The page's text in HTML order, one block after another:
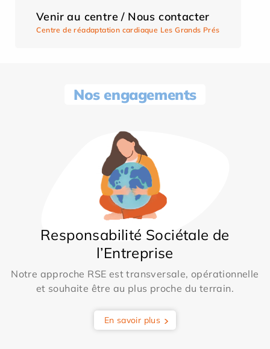
Venir au centre / Nous contacter
Centre de réadaptation cardiaque Les Grands Prés
Nos engagements
Responsabilité Sociétale de
l’Entreprise
Notre approche RSE est transversale, opérationnelle
et souhaite être au plus proche du terrain.
En savoir plus